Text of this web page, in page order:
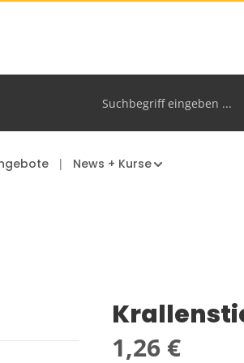
News + Kurse
Regulärer Preis:
1,26 €